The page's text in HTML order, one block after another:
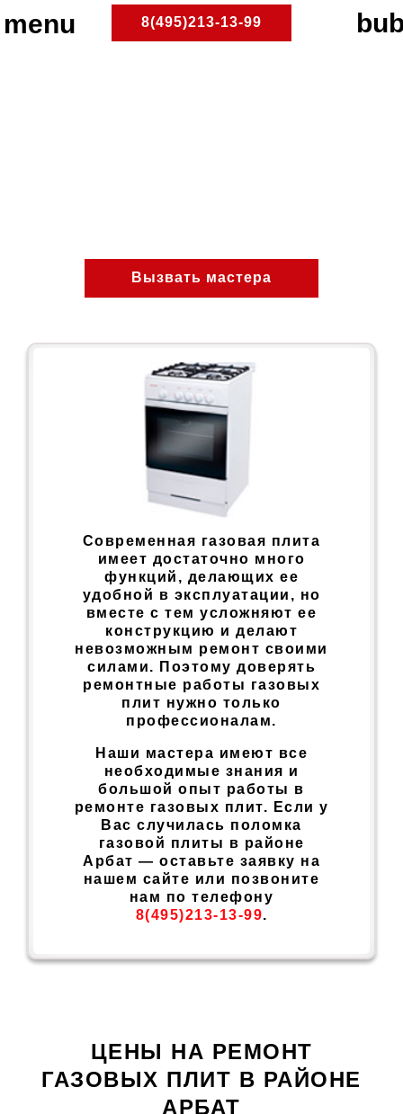
8(495)213-13-99
Вызвать мастера
Современная газовая плита
имеет достаточно много
функций, делающих ее
удобной в эксплуатации, но
вместе с тем усложняют ее
конструкцию и делают
невозможным ремонт своими
силами. Поэтому доверять
ремонтные работы газовых
плит нужно только
профессионалам.
Наши мастера имеют все
необходимые знания и
большой опыт работы в
ремонте газовых плит. Если у
Вас случилась поломка
газовой плиты в районе
Арбат — оставьте заявку на
нашем сайте или позвоните
нам по телефону
8(495)213-13-99.
ЦЕНЫ НА РЕМОНТ
ГАЗОВЫХ ПЛИТ В РАЙОНЕ
АРБАТ